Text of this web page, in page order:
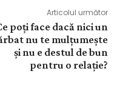
Articolul următor
poți face dacă nici un
nu te mulțumește
și nu e destul de bun
pentru o relație?